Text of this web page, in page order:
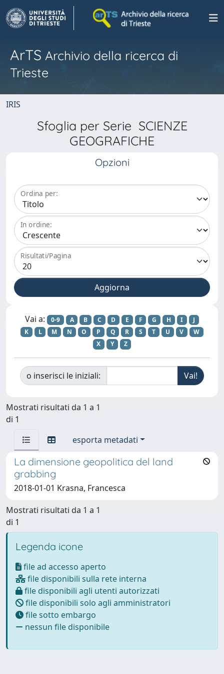
ArTS Archivio della ricerca di
Trieste
IRIS
Sfoglia per Serie SCIENZE
GEOGRAFICHE
Opzioni
Ordina per:
In ordine:
Risultati/Pagina
Vai a: 0-9 A B C D E F G H I
J
K
L M N O P Q R S T U V
W
X
Y Z
o inserisci le iniziali:
Mostrati risultati da 1 a 1
di 1
esporta metadati
La dimensione geopolitica del land
grabbing
2018-01-01 Krasna, Francesca
Mostrati risultati da 1 a 1
di 1
Legenda icone
file ad accesso aperto
file disponibili sulla rete interna
file disponibili agli utenti autorizzati
file disponibili solo agli amministratori
file sotto embargo
nessun file disponibile